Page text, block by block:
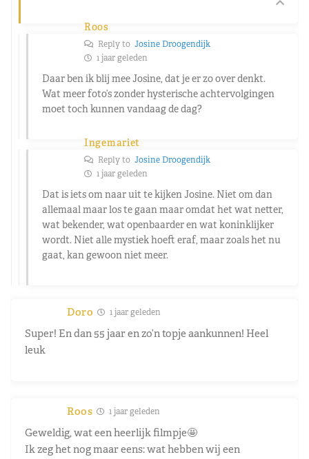
Roos
Reply to Josine Droogendijk
1 jaar geleden
Daar ben ik blij mee Josine, dat je er zo over denkt.
Wat meer foto’s zonder hysterische achtervolgingen
moet toch kunnen vandaag de dag?
Ingemariet
Reply to Josine Droogendijk
1 jaar geleden
Dat is iets om naar uit te kijken Josine. Niet om dan
allemaal maar los te gaan maar omdat het wat netter,
wat bekender, wat openbaarder en wat koninklijker
wordt. Niet alle mystiek hoeft eraf, maar zoals het nu
gaat, kan gewoon niet meer.
Doro 1 jaar geleden
Super! En dan 55 jaar en zo’n topje aankunnen! Heel
leuk
Roos 1 jaar geleden
Geweldig, wat een heerlijk filmpje🤩
Ik zeg het nog maar eens: wat hebben wij een